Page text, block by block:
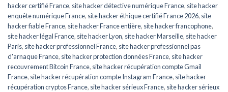
hacker certifié France, site hacker détective numérique France, site hacker
enquête numérique France, site hacker éthique certifié France 2026, site
hacker fiable France, site hacker France entière, site hacker francophone,
site hacker légal France, site hacker Lyon, site hacker Marseille, site hacker
Paris, site hacker professionnel France, site hacker professionnel pas
d'arnaque France, site hacker protection données France, site hacker
recouvrement Bitcoin France, site hacker récupération compte Gmail
France, site hacker récupération compte Instagram France, site hacker
récupération cryptos France, site hacker sérieux France, site hacker sérieux